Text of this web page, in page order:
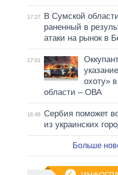
17:27
В Сумской
раненный в
атаки на рынок в
17:01
охоту»
области – ОВА
16:48
Сербия поможет
из украинских
Больше